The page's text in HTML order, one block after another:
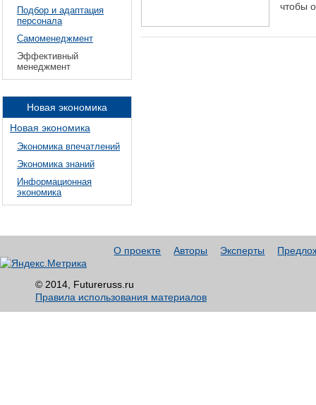
чтобы
Подбор и адаптация
персонала
Самоменеджмент
Эффективный
менеджмент
Новая экономика
Новая экономика
Экономика впечатлений
Экономика знаний
Информационная
экономика
О проекте Авторы Эксперты
© 2014, Futureruss.ru
Правила использования материалов